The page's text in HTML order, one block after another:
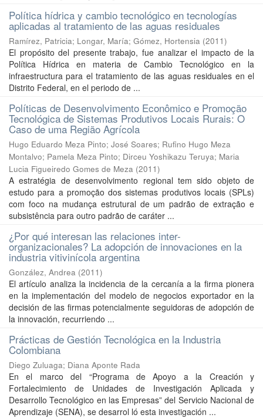
Política hídrica y cambio tecnológico en tecnologías
aplicadas al tratamiento de las aguas residuales
Ramírez, Patricia; Longar, María; Gómez, Hortensia (2011)
El propósito del presente trabajo, fue analizar el impacto de la
Política Hídrica en materia de Cambio Tecnológico en la
infraestructura para el tratamiento de las aguas residuales en el
Distrito Federal, en el periodo de ...
Políticas de Desenvolvimento Econômico e Promoção
Tecnológica de Sistemas Produtivos Locais Rurais: O
Caso de uma Região Agrícola
Hugo Eduardo Meza Pinto; José Soares; Rufino Hugo Meza
Montalvo; Pamela Meza Pinto; Dirceu Yoshikazu Teruya; Maria
Lucia Figueiredo Gomes de Meza (2011)
A estratégia de desenvolvimento regional tem sido objeto de
estudo para a promoção dos sistemas produtivos locais (SPLs)
com foco na mudança estrutural de um padrão de extração e
subsistência para outro padrão de caráter ...
¿Por qué interesan las relaciones inter-
organizacionales? La adopción de innovaciones en la
industria vitivinícola argentina
González, Andrea (2011)
El artículo analiza la incidencia de la cercanía a la firma pionera
en la implementación del modelo de negocios exportador en la
decisión de las firmas potencialmente seguidoras de adopción de
la innovación, recurriendo ...
Prácticas de Gestión Tecnológica en la Industria
Colombiana
Diego Zuluaga; Diana Aponte Rada
En el marco del “Programa de Apoyo a la Creación y
Fortalecimiento de Unidades de Investigación Aplicada y
Desarrollo Tecnológico en las Empresas” del Servicio Nacional de
Aprendizaje (SENA), se desarrol ló esta investigación ...